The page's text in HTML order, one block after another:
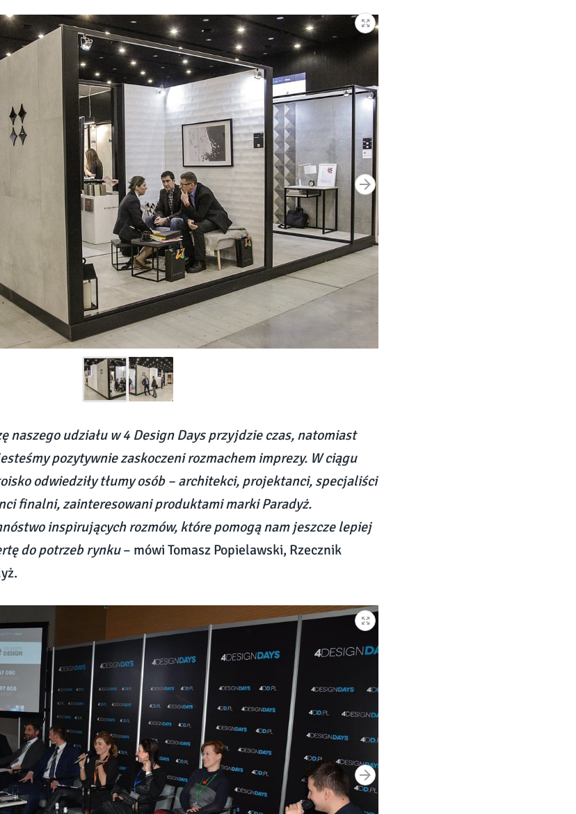
naszego udziału w 4 Design Days przyjdzie czas, natomiast
pozytywnie zaskoczeni rozmachem imprezy. W ciągu
odwiedziły tłumy osób – architekci, projektanci, specjaliści
finalni, zainteresowani produktami marki Paradyż.
inspirujących rozmów, które pomogą nam jeszcze lepiej
do potrzeb rynku– mówi Tomasz Popielawski, Rzecznik